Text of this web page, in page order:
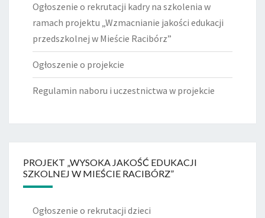
Ogłoszenie o rekrutacji kadry na szkolenia w
ramach projektu „Wzmacnianie jakości edukacji
przedszkolnej w Mieście Racibórz”
Ogłoszenie o projekcie
Regulamin naboru i uczestnictwa w projekcie
PROJEKT „WYSOKA JAKOŚĆ EDUKACJI
SZKOLNEJ W MIEŚCIE RACIBÓRZ”
Ogłoszenie o rekrutacji dzieci